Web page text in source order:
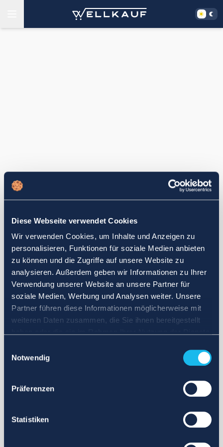
Diese Webseite verwendet Cookies
Wir verwenden Cookies, um Inhalte und Anzeigen zu
personalisieren, Funktionen für soziale Medien anbieten
zu können und die Zugriffe auf unsere Website zu
analysieren. Außerdem geben wir Informationen zu Ihrer
Verwendung unserer Website an unsere Partner für
soziale Medien, Werbung und Analysen weiter. Unsere
Partner führen diese Informationen möglicherweise mit
weiteren Daten zusammen, die Sie ihnen bereitgestellt
Notwendig
Präferenzen
Statistiken